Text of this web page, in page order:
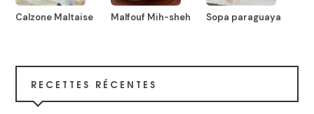
Calzone Maltaise Malfouf Mih-sheh Sopa paraguaya
RECETTES RÉCENTES